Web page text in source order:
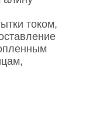
током,